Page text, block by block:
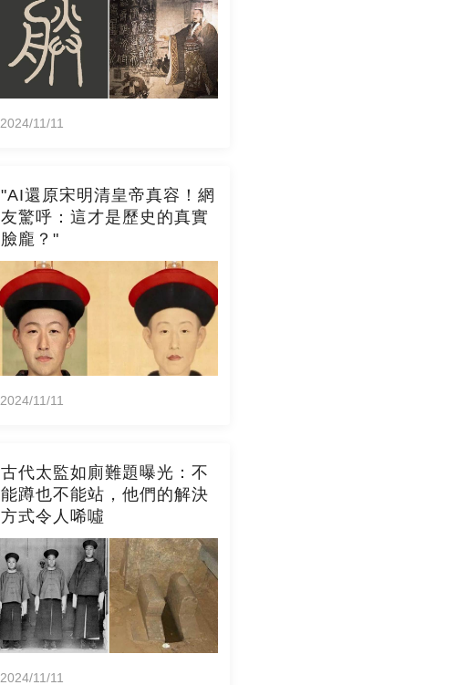
2024/11/11
"AI還原宋明清皇帝真容！網
友驚呼：這才是歷史的真實
臉龐？"
2024/11/11
古代太監如廁難題曝光：不
能蹲也不能站，他們的解決
方式令人唏噓
2024/11/11